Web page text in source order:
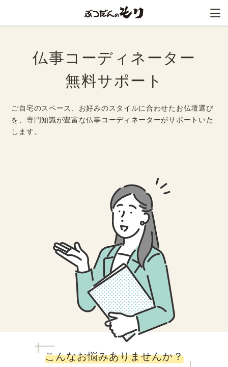
仏事コーディネーター
無料サポート
ご自宅のスペース、お好みのスタイルに合わせたお仏壇選び
を、 専門知識が豊富な仏事コーディネーターがサポートいた
します。
こんなお悩みありませんか？